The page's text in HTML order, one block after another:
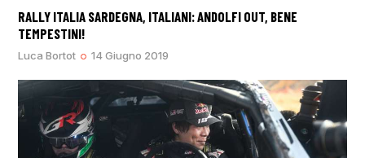
RALLY ITALIA SARDEGNA, ITALIANI: ANDOLFI OUT, BENE
TEMPESTINI!
Luca Bortot 14 Giugno 2019